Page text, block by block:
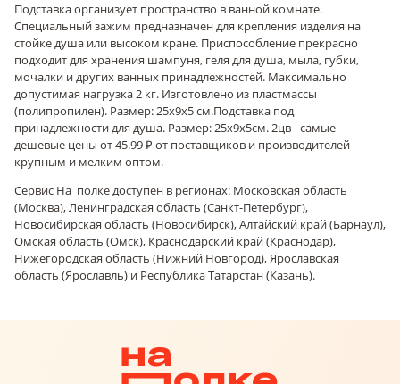
Подставка организует пространство в ванной комнате.
Специальный зажим предназначен для крепления изделия на
стойке душа или высоком кране. Приспособление прекрасно
подходит для хранения шампуня, геля для душа, мыла, губки,
мочалки и других ванных принадлежностей. Максимально
допустимая нагрузка 2 кг. Изготовлено из пластмассы
(полипропилен). Размер: 25х9х5 см.Подставка под
принадлежности для душа. Размер: 25х9х5см. 2цв - самые
дешевые цены от 45.99 ₽ от поставщиков и производителей
крупным и мелким оптом.
Сервис На_полке доступен в регионах: Московская область
(Москва), Ленинградская область (Санкт-Петербург),
Новосибирская область (Новосибирск), Алтайский край (Барнаул),
Омская область (Омск), Краснодарский край (Краснодар),
Нижегородская область (Нижний Новгород), Ярославская
область (Ярославль) и Республика Татарстан (Казань).